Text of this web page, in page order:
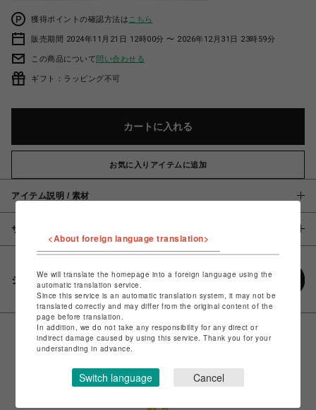
獲得ポイントの確認方法は こちら
販売期間 2024年11月21日 12時00分 〜 2026年12月31日 23時59分
この商品について問い合わせる
ギフト：ラッピング不可
カートに入れる
お気に入りアイテムに追加
アイテム説明 / 素材
サイズ
シェアする
<About foreign language translation>
We will translate the homepage into a foreign language using the
automatic translation service.
Since this service is an automatic translation system, it may not be
translated correctly and may differ from the original content of the
page before translation.
In addition, we do not take any responsibility for any direct or
indirect damage caused by using this service. Thank you for your
understanding in advance.
Switch language Cancel